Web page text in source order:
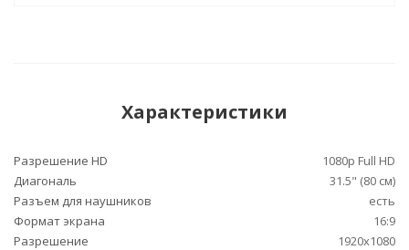
Характеристики
Разрешение HD
1080p Full HD
Диагональ
31.5" (80 см)
Разъем для наушников
есть
Формат экрана
16:9
Разрешение
1920x1080